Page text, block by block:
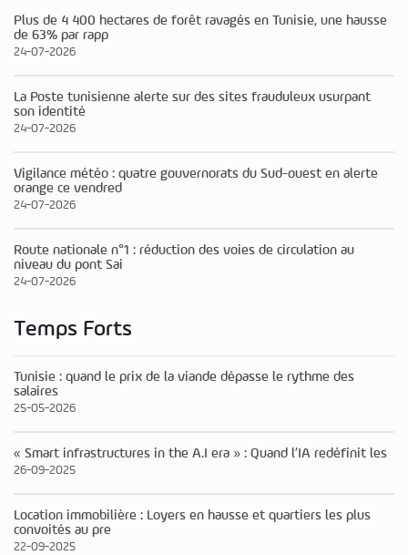
Plus de 4 400 hectares de forêt ravagés en Tunisie, une hausse
de 63% par rapp
24-07-2026
La Poste tunisienne alerte sur des sites frauduleux usurpant
son identité
24-07-2026
Vigilance météo : quatre gouvernorats du Sud-ouest en alerte
orange ce vendred
24-07-2026
Route nationale n°1 : réduction des voies de circulation au
niveau du pont Sai
24-07-2026
Temps Forts
Tunisie : quand le prix de la viande dépasse le rythme des
salaires
25-05-2026
« Smart infrastructures in the A.I era » : Quand l’IA redéfinit les
26-09-2025
Location immobilière : Loyers en hausse et quartiers les plus
convoités au pre
22-09-2025